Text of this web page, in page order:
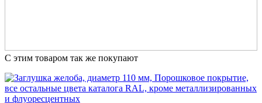
С этим товаром так же покупают